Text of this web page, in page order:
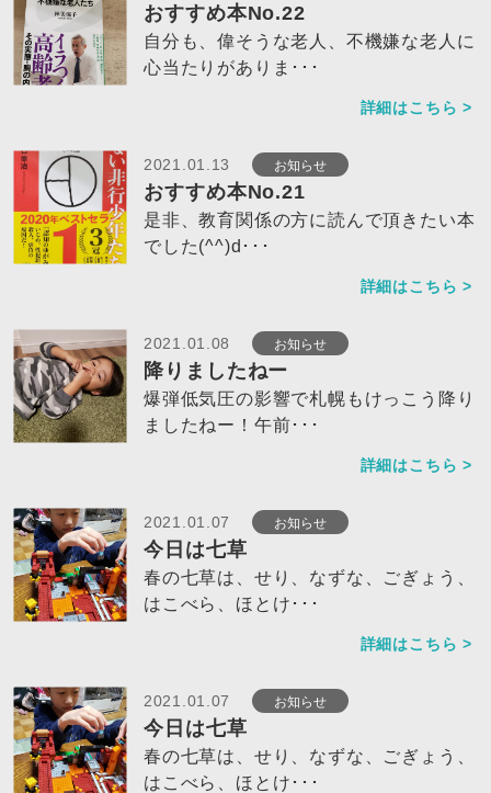
おすすめ本No.22
自分も、偉そうな老人、不機嫌な老人に
心当たりがありま･･･
詳細はこちら >
2021.01.13 お知らせ
おすすめ本No.21
是非、教育関係の方に読んで頂きたい本
でした(^^)d･･･
詳細はこちら >
2021.01.08 お知らせ
降りましたねー
爆弾低気圧の影響で札幌もけっこう降り
ましたねー！午前･･･
詳細はこちら >
2021.01.07 お知らせ
今日は七草
春の七草は、せり、なずな、ごぎょう、
はこべら、ほとけ･･･
詳細はこちら >
2021.01.07 お知らせ
今日は七草
春の七草は、せり、なずな、ごぎょう、
はこべら、ほとけ･･･